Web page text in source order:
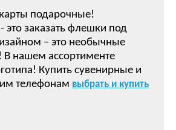
подарочные!
это заказать флешки под
– это необычные
В нашем ассортименте
Купить сувенирные и
телефонам выбрать и купить